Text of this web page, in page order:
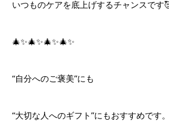
いつものケアを底上げするチャンスです
🎄✨🎄✨🎄✨🎄✨
“自分へのご褒美”にも
“大切な人へのギフト”にもおすすめです。